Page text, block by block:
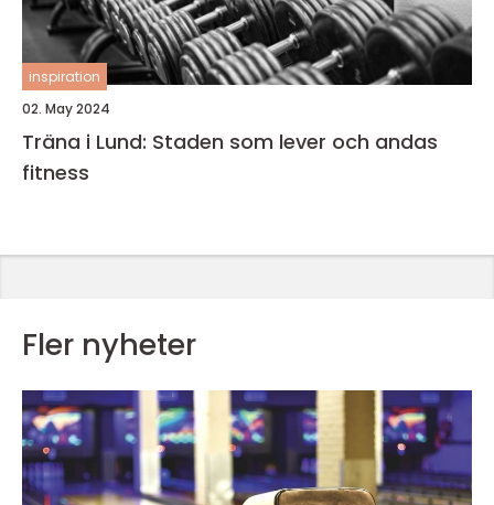
inspiration
02. May 2024
Träna i Lund: Staden som lever och andas
fitness
Fler nyheter